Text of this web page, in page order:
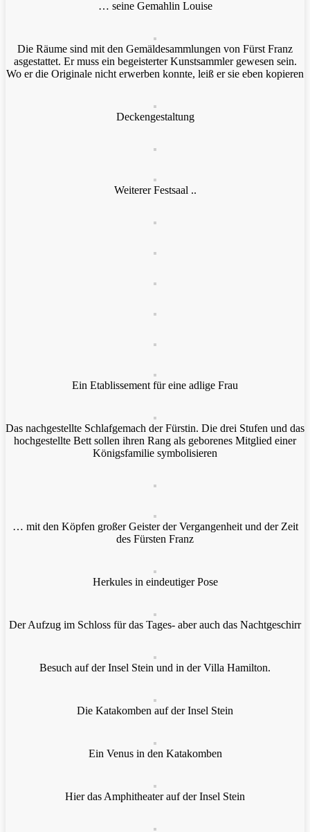
… seine Gemahlin Louise
Die Räume sind mit den Gemäldesammlungen von Fürst Franz
asgestattet. Er muss ein begeisterter Kunstsammler gewesen sein.
Wo er die Originale nicht erwerben konnte, leiß er sie eben kopieren
Deckengestaltung
Weiterer Festsaal ..
Ein Etablissement für eine adlige Frau
Das nachgestellte Schlafgemach der Fürstin. Die drei Stufen und das
hochgestellte Bett sollen ihren Rang als geborenes Mitglied einer
Königsfamilie symbolisieren
… mit den Köpfen großer Geister der Vergangenheit und der Zeit
des Fürsten Franz
Herkules in eindeutiger Pose
Der Aufzug im Schloss für das Tages- aber auch das Nachtgeschirr
Besuch auf der Insel Stein und in der Villa Hamilton.
Die Katakomben auf der Insel Stein
Ein Venus in den Katakomben
Hier das Amphitheater auf der Insel Stein